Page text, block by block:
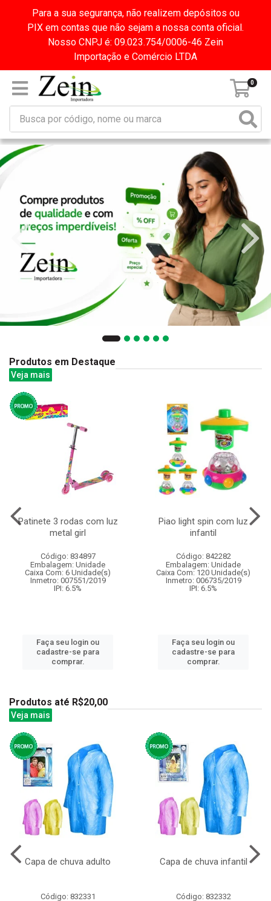
Para a sua segurança, não realizem depósitos ou
PIX em contas que não sejam a nossa conta oficial.
Nosso CNPJ é: 09.023.754/0006-46 Zein
Importação e Comércio LTDA
0
Produtos em Destaque
Veja mais
Patinete 3 rodas com luz
metal girl
Código: 834897
Embalagem: Unidade
Caixa Com: 6 Unidade(s)
Inmetro: 007551/2019
IPI: 6.5%
Faça seu login ou
cadastre-se para
comprar.
Piao light spin com luz
infantil
Código: 842282
Embalagem: Unidade
Caixa Com: 120 Unidade(s)
Inmetro: 006735/2019
IPI: 6.5%
Faça seu login ou
cadastre-se para
comprar.
Produtos até R$20,00
Veja mais
Capa de chuva adulto
Código: 832331
Capa de chuva infantil
Código: 832332